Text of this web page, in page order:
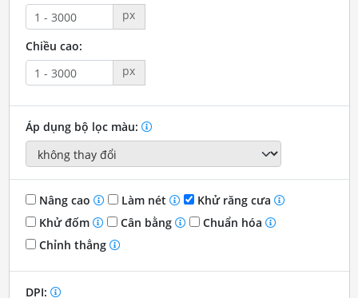
px
Chiều cao:
px
Áp dụng bộ lọc màu:
Nâng cao Làm nét
Khử răng cưa
Khử đốm
Cân bằng
Chuẩn hóa
Chỉnh thẳng
DPI: